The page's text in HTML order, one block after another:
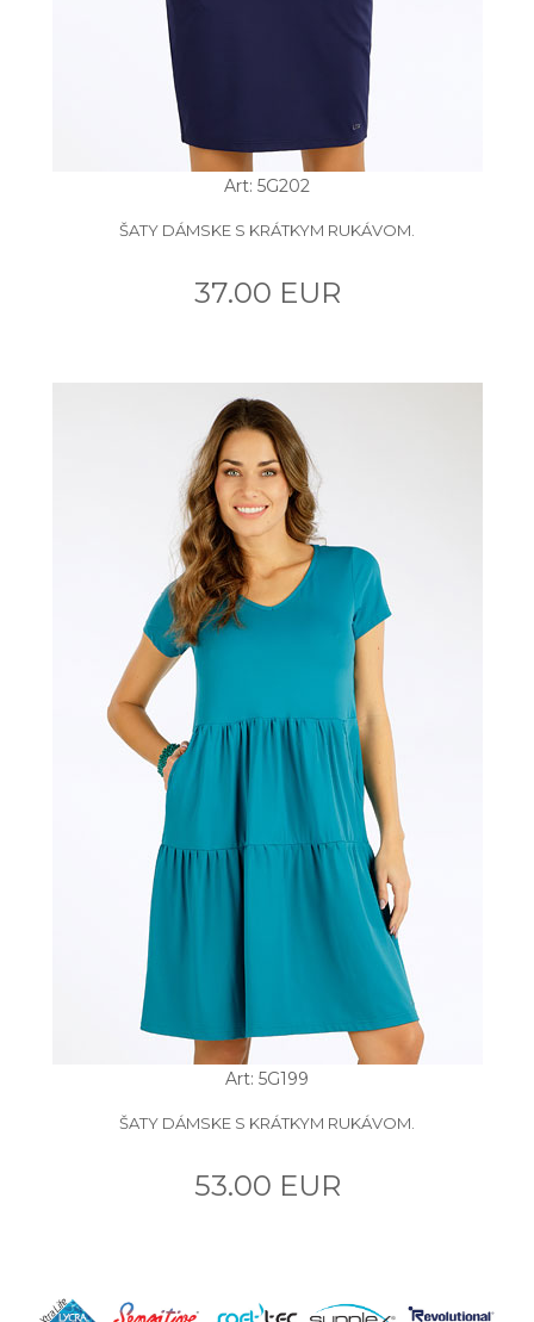
Art: 5G202
ŠATY DÁMSKE S KRÁTKYM RUKÁVOM.
37.00 EUR
Art: 5G199
ŠATY DÁMSKE S KRÁTKYM RUKÁVOM.
53.00 EUR